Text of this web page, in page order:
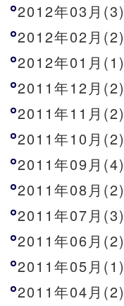
2012年03月(3)
2012年02月(2)
2012年01月(1)
2011年12月(2)
2011年11月(2)
2011年10月(2)
2011年09月(4)
2011年08月(2)
2011年07月(3)
2011年06月(2)
2011年05月(1)
2011年04月(2)